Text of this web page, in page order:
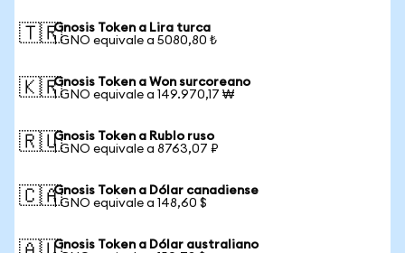
🇹🇷Gnosis Token a Lira turca
1 GNO equivale a 5080,80 ₺
🇰🇷Gnosis Token a Won surcoreano
1 GNO equivale a 149.970,17 ₩
🇷🇺Gnosis Token a Rublo ruso
1 GNO equivale a 8763,07 ₽
🇨🇦Gnosis Token a Dólar canadiense
1 GNO equivale a 148,60 $
Gnosis Token a Dólar australiano